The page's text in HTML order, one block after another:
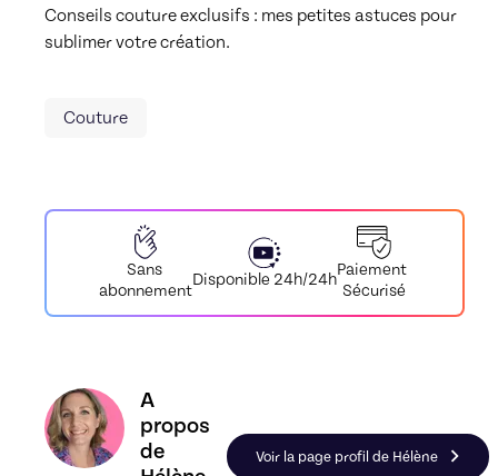
Conseils couture exclusifs : mes petites astuces pour
sublimer votre création.
Couture
Sans
abonnement
Disponible 24h/24h
Paiement
Sécurisé
Découvrez le profil de Hélène, Skiller en Textile
A
propos
de
Voir la page profil de Hélène